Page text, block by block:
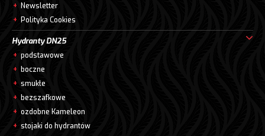
Newsletter
Polityka Cookies
Hydranty DN25
podstawowe
boczne
smukłe
bezszafkowe
ozdobne Kameleon
stojaki do hydrantów